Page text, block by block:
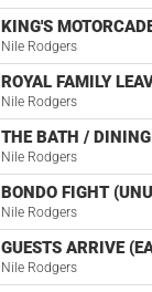
KING'S
Nile Rodgers
ROYAL FAMILY
Nile Rodgers
THE BATH /
Nile Rodgers
BONDO FIGHT
Nile Rodgers
GUESTS ARRIVE
Nile Rodgers